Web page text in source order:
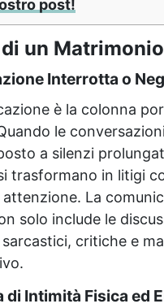
post!
un
Interrotta o
è la colonna
le
a silenzi
trasformano in litigi
La
solo include le
critiche e
di Intimità Fisica ed